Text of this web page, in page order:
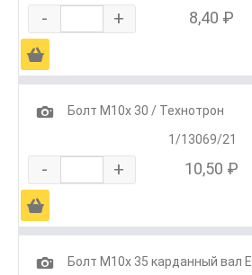
- + 8,40 ₽
Ä
1
Болт М10х 30 / Технотрон
1/13069/21
- + 10,50 ₽
Ä
1
Болт М10х 35 карданный вал